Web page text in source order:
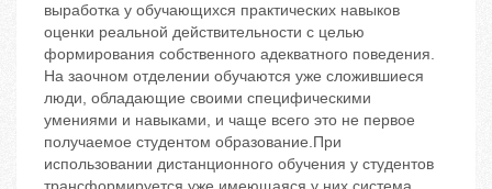
выработка у обучающихся практических навыков
оценки реальной действительности с целью
формирования собственного адекватного поведения.
На заочном отделении обучаются уже сложившиеся
люди, обладающие своими специфическими
умениями и навыками, и чаще всего это не первое
получаемое студентом образование.При
использовании дистанционного обучения у студентов